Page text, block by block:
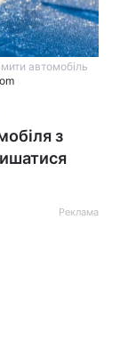
автомобіль
з
Реклама